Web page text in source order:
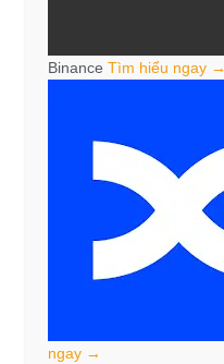
Binance Tìm hiểu ngay →
ngay →